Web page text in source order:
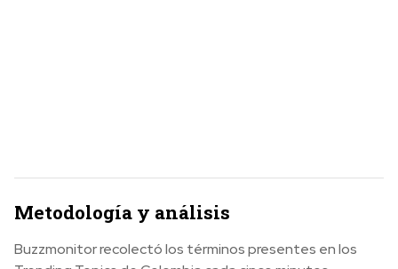
Metodología y análisis
Buzzmonitor recolectó los términos presentes en los